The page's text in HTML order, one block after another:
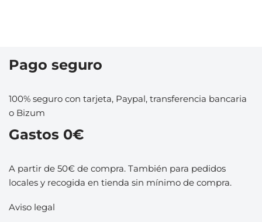
Pago seguro
100% seguro con tarjeta, Paypal, transferencia bancaria
o Bizum
Gastos 0€
A partir de 50€ de compra. También para pedidos
locales y recogida en tienda sin mínimo de compra.
Aviso legal